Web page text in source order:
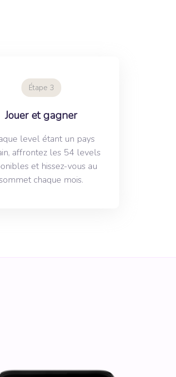
Étape 3
Jouer et gagner
level étant un pays
affrontez les 54 levels
et hissez-vous au
chaque mois.